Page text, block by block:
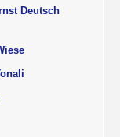
Deutsch